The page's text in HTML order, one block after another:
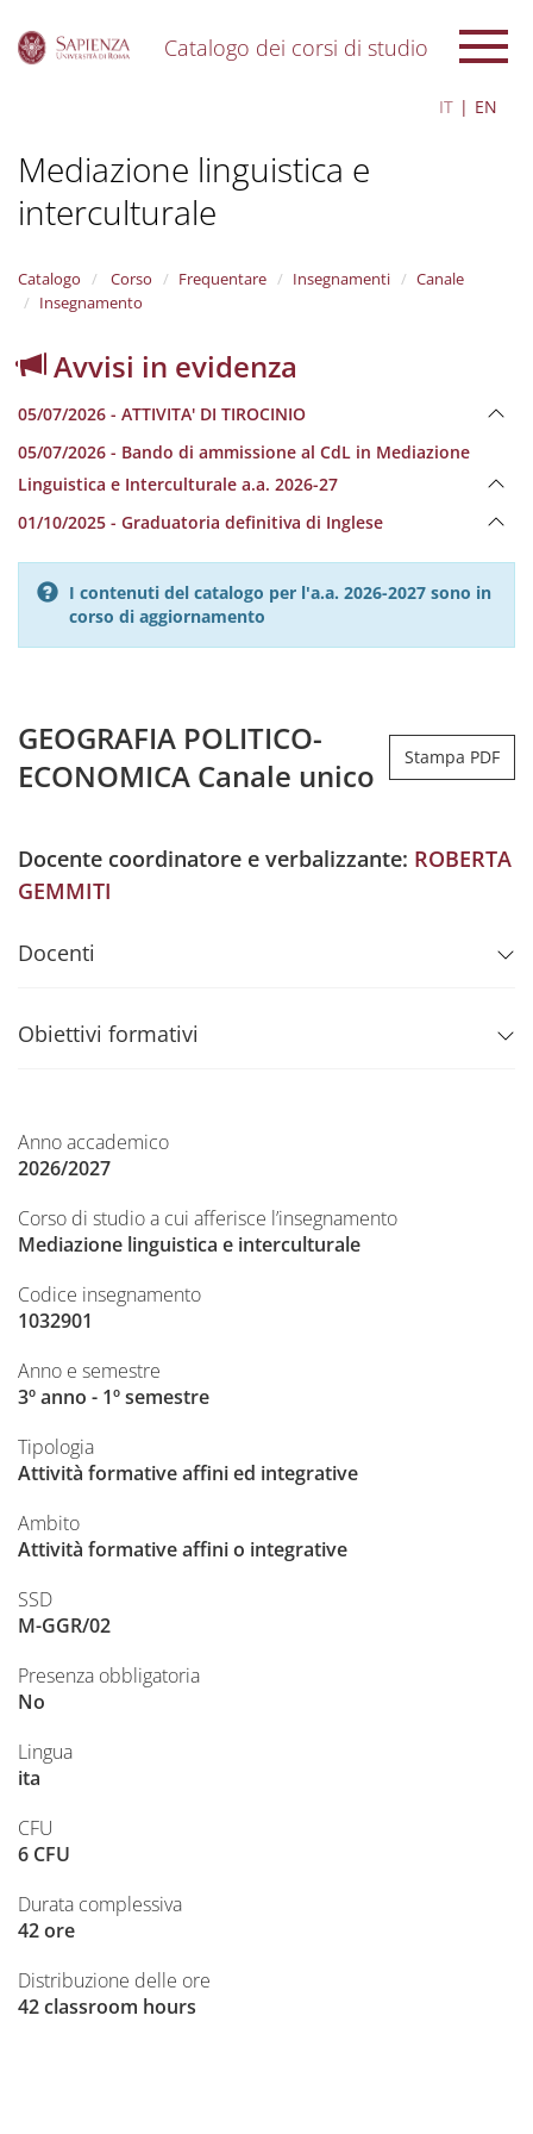
Catalogo dei corsi di studio
IT EN
Mediazione linguistica e
interculturale
Catalogo Corso Frequentare Insegnamenti
Canale
Insegnamento
Avvisi in evidenza
05/07/2026 - ATTIVITA' DI TIROCINIO
05/07/2026 - Bando di ammissione al CdL in Mediazione
Linguistica e Interculturale a.a. 2026-27
01/10/2025 - Graduatoria definitiva di Inglese
I contenuti del catalogo per l'a.a. 2026-2027 sono in
corso di aggiornamento
GEOGRAFIA POLITICO-
ECONOMICA Canale unico
Stampa PDF
Docente coordinatore e verbalizzante: ROBERTA
GEMMITI
Docenti
Obiettivi formativi
Anno accademico
2026/2027
Corso di studio a cui afferisce l’insegnamento
Mediazione linguistica e interculturale
Codice insegnamento
1032901
Anno e semestre
3º anno - 1º semestre
Tipologia
Attività formative affini ed integrative
Ambito
Attività formative affini o integrative
SSD
M-GGR/02
Presenza obbligatoria
No
Lingua
ita
CFU
6 CFU
Durata complessiva
42 ore
Distribuzione delle ore
42 classroom hours